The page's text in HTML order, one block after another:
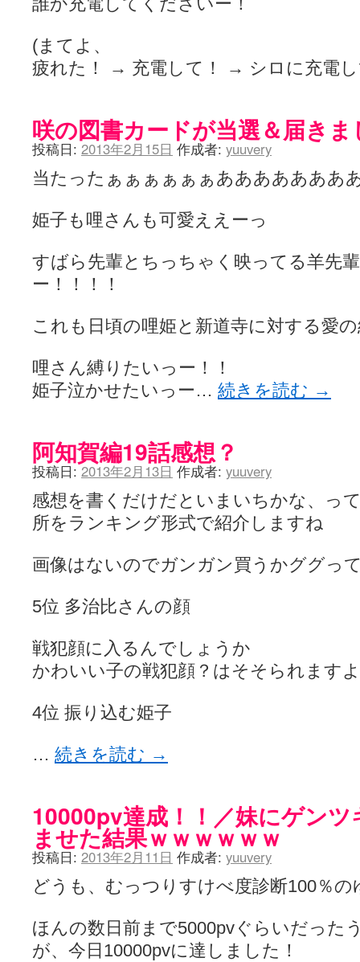
(まてよ、
疲れた！ → 充電して！ → シロに充電
咲の図書カードが当選＆届き
投稿日: 2013年2月15日 作成者: yuuvery
当たったぁぁぁぁぁぁあああああああ
姫子も哩さんも可愛ええーっ
すばら先輩とちっちゃく映ってる羊先
ー！！！！
これも日頃の哩姫と新道寺に対する愛
哩さん縛りたいっー！！
姫子泣かせたいっー… 続きを読む →
阿知賀編19話感想？
投稿日: 2013年2月13日 作成者: yuuvery
感想を書くだけだといまいちかな、っ
所をランキング形式で紹介しますね
画像はないのでガンガン買うかググっ
5位 多治比さんの顔
戦犯顔に入るんでしょうか
かわいい子の戦犯顔？はそそられます
4位 振り込む姫子
… 続きを読む →
10000pv達成！！／妹にゲン
ませた結果ｗｗｗｗｗｗ
投稿日: 2013年2月11日 作成者: yuuvery
どうも、むっつりすけべ度診断100％
ほんの数日前まで5000pvぐらいだった
が、今日10000pvに達しました！